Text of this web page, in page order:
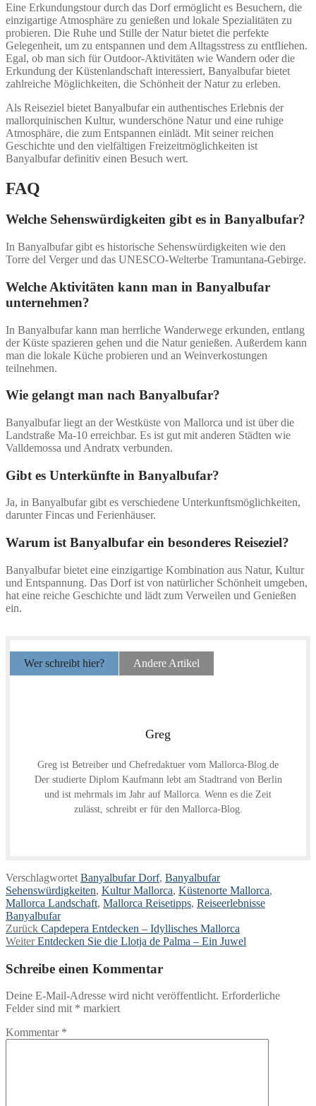
Eine Erkundungstour durch das Dorf ermöglicht es Besuchern, die
einzigartige Atmosphäre zu genießen und lokale Spezialitäten zu
probieren. Die Ruhe und Stille der Natur bietet die perfekte
Gelegenheit, um zu entspannen und dem Alltagsstress zu entfliehen.
Egal, ob man sich für Outdoor-Aktivitäten wie Wandern oder die
Erkundung der Küstenlandschaft interessiert, Banyalbufar bietet
zahlreiche Möglichkeiten, die Schönheit der Natur zu erleben.
Als Reiseziel bietet Banyalbufar ein authentisches Erlebnis der
mallorquinischen Kultur, wunderschöne Natur und eine ruhige
Atmosphäre, die zum Entspannen einlädt. Mit seiner reichen
Geschichte und den vielfältigen Freizeitmöglichkeiten ist
Banyalbufar definitiv einen Besuch wert.
FAQ
Welche Sehenswürdigkeiten gibt es in Banyalbufar?
In Banyalbufar gibt es historische Sehenswürdigkeiten wie den
Torre del Verger und das UNESCO-Welterbe Tramuntana-Gebirge.
Welche Aktivitäten kann man in Banyalbufar
unternehmen?
In Banyalbufar kann man herrliche Wanderwege erkunden, entlang
der Küste spazieren gehen und die Natur genießen. Außerdem kann
man die lokale Küche probieren und an Weinverkostungen
teilnehmen.
Wie gelangt man nach Banyalbufar?
Banyalbufar liegt an der Westküste von Mallorca und ist über die
Landstraße Ma-10 erreichbar. Es ist gut mit anderen Städten wie
Valldemossa und Andratx verbunden.
Gibt es Unterkünfte in Banyalbufar?
Ja, in Banyalbufar gibt es verschiedene Unterkunftsmöglichkeiten,
darunter Fincas und Ferienhäuser.
Warum ist Banyalbufar ein besonderes Reiseziel?
Banyalbufar bietet eine einzigartige Kombination aus Natur, Kultur
und Entspannung. Das Dorf ist von natürlicher Schönheit umgeben,
hat eine reiche Geschichte und lädt zum Verweilen und Genießen
ein.
Wer schreibt hier? Andere Artikel
Greg
Greg ist Betreiber und Chefredaktuer vom Mallorca-Blog.de
Der studierte Diplom Kaufmann lebt am Stadtrand von Berlin
und ist mehrmals im Jahr auf Mallorca. Wenn es die Zeit
zulässt, schreibt er für den Mallorca-Blog.
Verschlagwortet Banyalbufar Dorf, Banyalbufar
Sehenswürdigkeiten, Kultur Mallorca, Küstenorte Mallorca,
Mallorca Landschaft, Mallorca Reisetipps, Reiseerlebnisse
Banyalbufar
Beitragsnavigation
Zurück Vorheriger
Beitrag:
Capdepera Entdecken – Idyllisches Mallorca
Weiter Nächster
Entdecken Sie die Llotja de Palma – Ein Juwel
Schreibe einen Kommentar
Deine E-Mail-Adresse wird nicht veröffentlicht. Erforderliche
Felder sind mit * markiert
Kommentar *